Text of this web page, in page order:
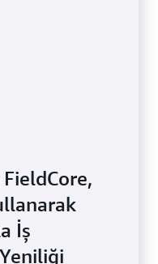
İş